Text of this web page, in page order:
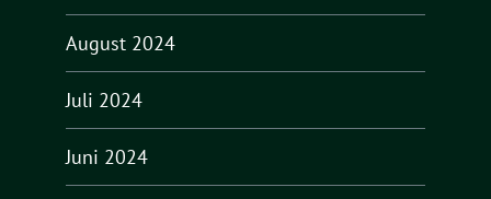
August 2024
Juli 2024
Juni 2024